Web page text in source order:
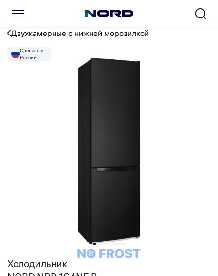
Холодильник NORD NRB
Двухкамерные с нижней морозилкой
Сделано в
России
Холодильник